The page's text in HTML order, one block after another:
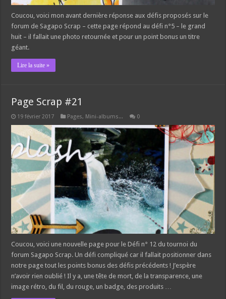
Coucou, voici mon avant dernière réponse aux défis proposés sur le
forum de Sagapo Scrap – cette page répond au défi n°5 – le grand
huit – il fallait une photo retournée et pour un point bonus un titre
géant.
Lire la suite »
Page Scrap #21
19 février 2017 Pages, Mini-albums... 0
Coucou, voici une nouvelle page pour le Défi n° 12 du tournoi du
forum Sagapo Scrap. Un défi compliqué car il fallait positionner dans
notre page tout les points bonus des défis précédents ! J’espère
n’avoir rien oublié ! Il y a, une tête de mort, de la transparence, une
image rétro, du fil, du rouge, un badge, des produits …